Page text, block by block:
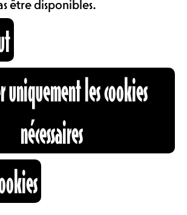
& TARIFS
brunch avec un
vous attend:
ou Tresse (
Nutella), Croissant,
d’orange, Œufs brouillés,
fromage ( gruyère-
Brie)
VIANDE
être disponibles.
uniquement les cookies
nécessaires